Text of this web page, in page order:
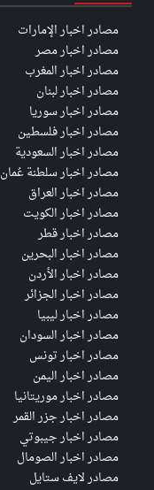
مصادر اخبار الإمارات
مصادر اخبار مصر
مصادر اخبار المغرب
مصادر اخبار لبنان
مصادر اخبار سوريا
مصادر اخبار فلسطين
مصادر اخبار السعودية
مصادر اخبار سلطنة عُمان
مصادر اخبار العراق
مصادر اخبار الكويت
مصادر اخبار قطر
مصادر اخبار البحرين
مصادر اخبار الأردن
مصادر اخبار الجزائر
مصادر اخبار ليبيا
مصادر اخبار السودان
مصادر اخبار تونس
مصادر اخبار اليمن
مصادر اخبار موريتانيا
مصادر اخبار جزر القمر
مصادر اخبار جيبوتي
مصادر اخبار الصومال
مصادر لايف ستايل